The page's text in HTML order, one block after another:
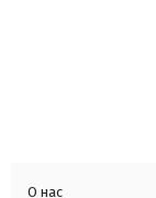
О нас